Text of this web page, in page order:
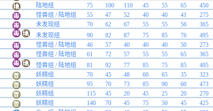
陆地组 75 100 110 45 55 65 450
怪兽组 / 陆地组 55 47 52 40 40 41 275
未发现组 70 62 67 55 55 56 365
未发现组 90 82 87 75 85 76 495
怪兽组 / 陆地组 46 57 40 40 40 50 273
怪兽组 / 陆地组 61 72 57 55 55 65 365
怪兽组 / 陆地组 81 92 77 85 75 85 495
妖精组 70 45 48 60 65 35 323
妖精组 95 70 73 85 90 60 473
妖精组 115 45 20 45 25 20 270
妖精组 140 70 45 75 50 45 425